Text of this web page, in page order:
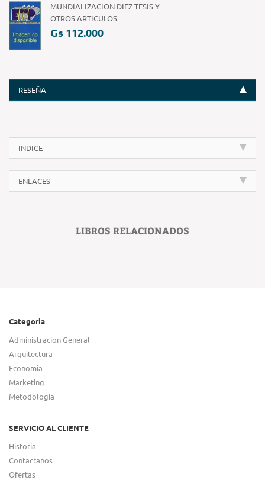
MUNDIALIZACION DIEZ TESIS Y
OTROS ARTICULOS
Gs 112.000
RESEÑA
INDICE
ENLACES
LIBROS RELACIONADOS
Categoria
Administracion General
Arquitectura
Economia
Marketing
Metodologia
SERVICIO AL CLIENTE
Historia
Contactanos
Ofertas